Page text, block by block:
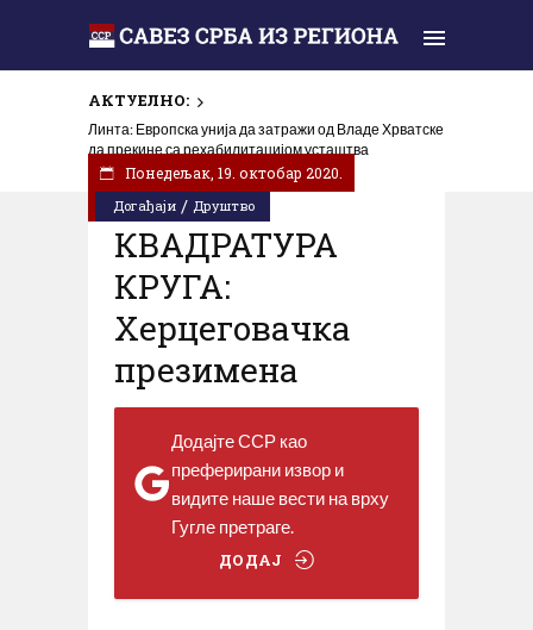
АКТУЕЛНО:
Линта: Европска унија да затражи од Владе Хрватске
да прекине са рехабилитацијом усташтва
Догађаји / Друштво
Понедељак, 19. октобар 2020.
КВАДРАТУРА
КРУГА:
Херцеговачка
презимена
Додајте ССР као
преферирани извор и
видите наше вести на врху
Гугле претраге.
ДОДАЈ